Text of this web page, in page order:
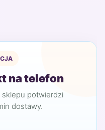
na telefon
sklepu potwierdzi
dostawy.